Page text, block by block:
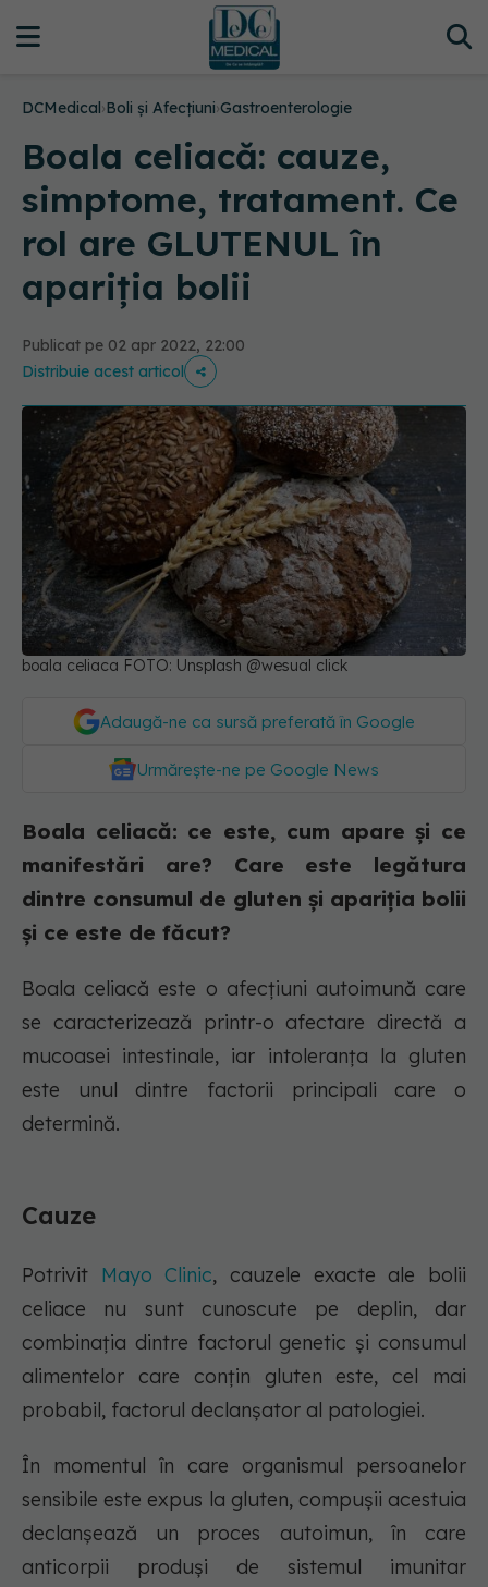
DCMedical›Boli și Afecțiuni›Gastroenterologie
Boala celiacă: cauze,
simptome, tratament. Ce
rol are GLUTENUL în
apariția bolii
Publicat pe 02 apr 2022, 22:00
Distribuie acest articol
boala celiaca FOTO: Unsplash @wesual click
Adaugă-ne ca sursă preferată în Google
Urmărește-ne pe Google News
Boala celiacă: ce este, cum apare și ce
manifestări are? Care este legătura
dintre consumul de gluten și apariția bolii
și ce este de făcut?
Boala celiacă este o afecțiuni autoimună care
se caracterizează printr-o afectare directă a
mucoasei intestinale, iar intoleranța la gluten
este unul dintre factorii principali care o
determină.
Cauze
Potrivit Mayo Clinic, cauzele exacte ale bolii
celiace nu sunt cunoscute pe deplin, dar
combinația dintre factorul genetic și consumul
alimentelor care conțin gluten este, cel mai
probabil, factorul declanșator al patologiei.
În momentul în care organismul persoanelor
sensibile este expus la gluten, compușii acestuia
declanșează un proces autoimun, în care
anticorpii produși de sistemul imunitar